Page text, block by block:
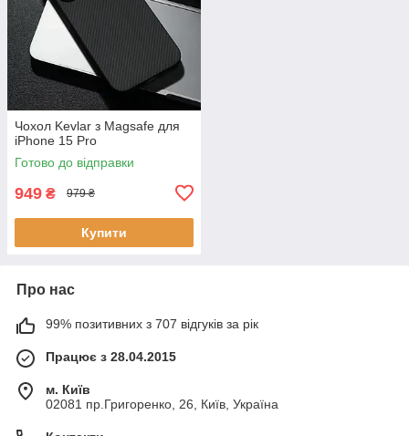
Чохол Kevlar з Magsafe для
iPhone 15 Pro
Готово до відправки
949 ₴ 979 ₴
Купити
Про нас
99% позитивних з 707 відгуків за рік
Працює з 28.04.2015
м. Київ
02081 пр.Григоренко, 26, Київ, Україна